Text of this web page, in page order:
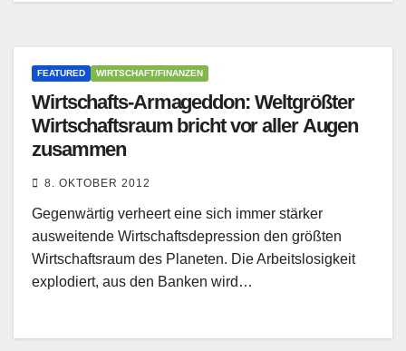
FEATURED WIRTSCHAFT/FINANZEN
Wirtschafts-Armageddon: Weltgrößter
Wirtschaftsraum bricht vor aller Augen
zusammen
8. OKTOBER 2012
Gegenwärtig verheert eine sich immer stärker
ausweitende Wirtschaftsdepression den größten
Wirtschaftsraum des Planeten. Die Arbeitslosigkeit
explodiert, aus den Banken wird…